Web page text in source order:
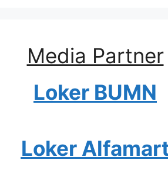
Media Partner
Loker BUMN
Loker